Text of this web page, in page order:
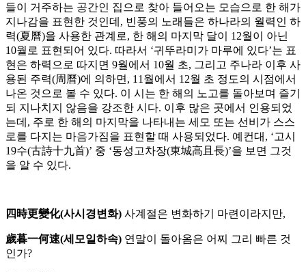
들이 거주하는 공간인 집으로 찾아 들어오는 모습으로 한 해가
지나감을 표현한 것인데, 빈풍의 노래들은 하나라의 월력인 하
력(夏曆)을 사용한 관계로, 한 해의 마지막 달이 12월이 아닌
10월로 표현되어 있다. 따라서 ‘귀뚜라미가 마루에 있다’는 표
현은 하력으로 따지면 9월에서 10월 초, 그리고 주나라 이후 사
용된 주력(周曆)에 의하면, 11월에서 12월 초 정도의 시점에서
나온 것으로 볼 수 있다. 이 시는 한 해의 노고를 돌아보며 즐기
되 지나치지 않음을 강조한 시다. 이후 많은 곳에서 인용되었
는데, 주로 한 해의 마지막을 나타내는 세모 또는 선비가 스스
로를 다지는 마음가짐을 표현할 때 사용되었다. 예컨대, ‘고시
19수(古詩十九首)’ 중 ‘동성고차장(東城高且長)’을 보면 그것
을 알 수 있다.
四時更變化(사시경변화) 사계절은 변화하기 마련이라지만,
歲暮一何速(세모일하속) 연말이 돌아옴은 어찌 그리 빠른 것
인가?